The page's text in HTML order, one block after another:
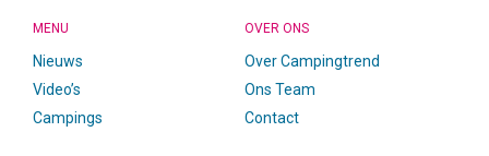
MENU
Nieuws
Video’s
Campings
OVER ONS
Over Campingtrend
Ons Team
Contact